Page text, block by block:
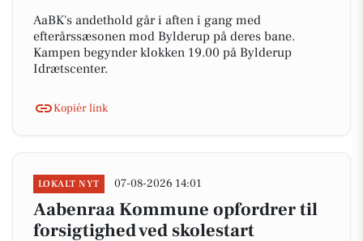
AaBK's andethold går i aften i gang med
efterårssæsonen mod Bylderup på deres bane.
Kampen begynder klokken 19.00 på Bylderup
Idrætscenter.
Kopiér link
LOKALT NYT 07-08-2026 14:01
Aabenraa Kommune opfordrer til
forsigtighed ved skolestart